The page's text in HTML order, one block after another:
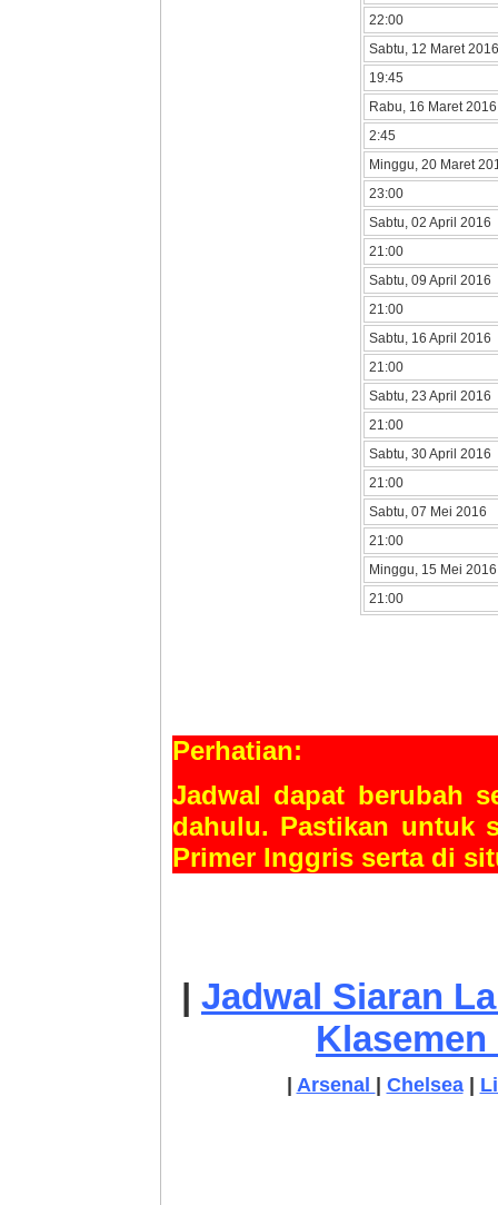
22:00
Sabtu, 12 Maret 2016
19:45
Rabu, 16 Maret 2016
2:45
Minggu, 20 Maret
23:00
Sabtu, 02 April 2016
21:00
Sabtu, 09 April 2016
21:00
Sabtu, 16 April 2016
21:00
Sabtu, 23 April 2016
21:00
Sabtu, 30 April 2016
21:00
Sabtu, 07 Mei 2016
21:00
Minggu, 15 Mei 2016
21:00
Perhatian:
Jadwal dapat berubah
dahulu. Pastikan untuk
Primer Inggris serta di
| Jadwal Siaran
Arsenal Chelsea|